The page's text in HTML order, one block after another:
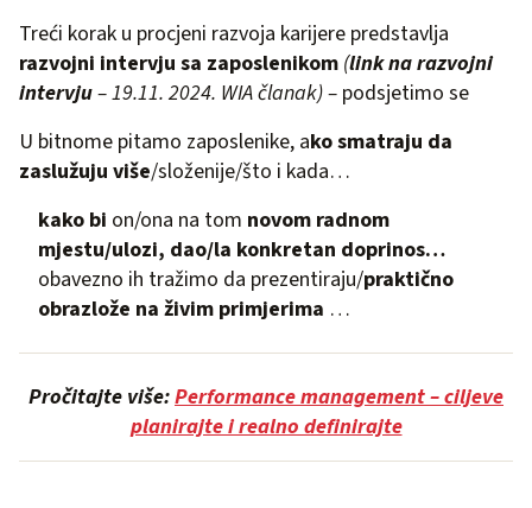
Treći korak u procjeni razvoja karijere predstavlja
razvojni intervju sa zaposlenikom (link na razvojni
intervju– 19.11. 2024. WIA članak) – podsjetimo se
U bitnome pitamo zaposlenike, ako smatraju da
zaslužuju više/složenije/što i kada…
kako bi on/ona na tom novom radnom
mjestu/ulozi, dao/la konkretan doprinos…
obavezno ih tražimo da prezentiraju/praktično
obrazlože na živim primjerima …
Pročitajte više:Performance management – ciljeve
planirajte i realno definirajte